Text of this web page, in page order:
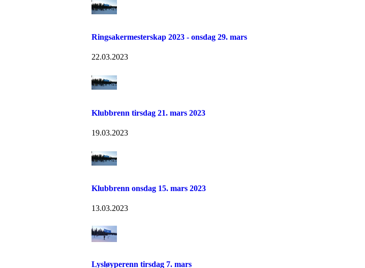
Ringsakermesterskap 2023 - onsdag 29. mars
22.03.2023
Klubbrenn tirsdag 21. mars 2023
19.03.2023
Klubbrenn onsdag 15. mars 2023
13.03.2023
Lysløyperenn tirsdag 7. mars